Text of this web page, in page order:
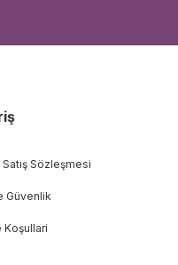
Sözleşmesi
Güvenlik
Koşullari